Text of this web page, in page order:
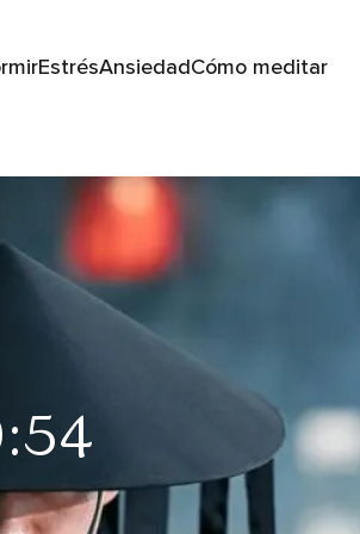
EstrésAnsiedadCómo meditar